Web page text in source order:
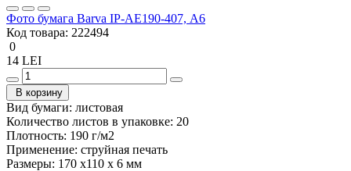
Фото бумага Barva IP-AE190-407, А6
Код товара: 222494
0
14 LEI
В корзину
Вид бумаги: листовая
Количество листов в упаковке: 20
Плотность: 190 г/м2
Применение: струйная печать
Размеры: 170 x110 x 6 мм